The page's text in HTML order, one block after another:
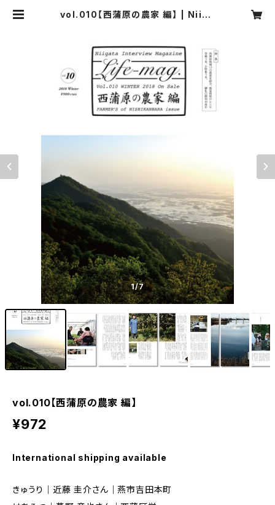
vol.010【西蒲原の農家 編】 | Niiga
1/7
vol.010【西蒲原の農家 編】
¥972
International shipping available
きゅうり｜近藤 圭介さん｜燕市吉田本町